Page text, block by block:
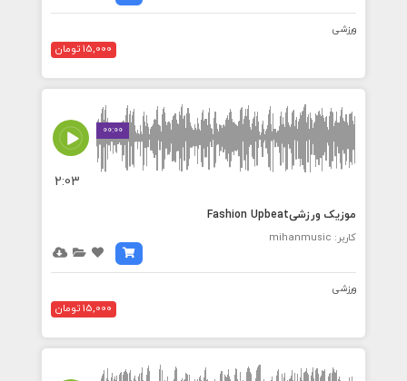
ورزشی
15,000 تومان
00:00
2:03
موزیک ورزشیFashion Upbeat
کاربر: mihanmusic
ورزشی
15,000 تومان